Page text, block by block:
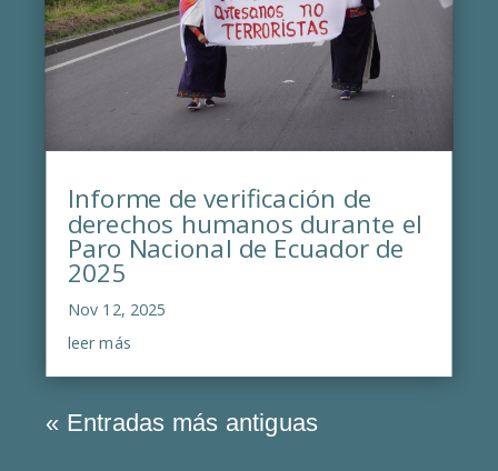
Informe de verificación de
derechos humanos durante el
Paro Nacional de Ecuador de
2025
Nov 12, 2025
leer más
« Entradas más antiguas